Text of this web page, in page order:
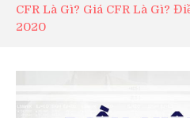
CFR Là Gì? Giá CFR Là Gì?
2020